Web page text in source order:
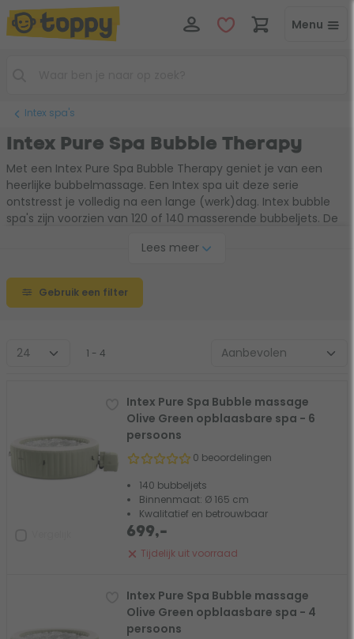
Menu
Intex spa's
Intex Pure Spa Bubble Therapy
Met een Intex Pure Spa Bubble Therapy geniet je van een
heerlijke bubbelmassage. Een Intex spa uit deze serie
ontstresst je volledig na een lange (werk)dag. Intex bubble
spa's zijn voorzien van 120 of 140 masserende bubbeljets. De
bubbeljets. Respectievelijk voor 4 en 6 personen. Behalve de
Plus ook nog LED verlichting en hoofdkussens meegeleverd.
Kies hieronder je favoriete model.
Lees meer
Gebruik een filter
1 - 4
Intex Pure Spa Bubble massage
Olive Green opblaasbare spa - 6
persoons
0 beoordelingen
140 bubbeljets
Binnenmaat: Ø 165 cm
Kwalitatief en betrouwbaar
Tijdelijk uit voorraad
699,-
Intex Pure Spa Bubble massage
Olive Green opblaasbare spa - 4
persoons